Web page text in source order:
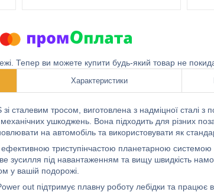
Тепер ви можете купити будь-який товар не
Характеристики
сталевим тросом, виготовлена з надміцної сталі
ушкоджень. Вона підходить для різних
на автомобіль та використовувати як
триступінчастою планетарною
зусилля під навантаженням та вищу швидкість
у вашій подорожі.
out підтримує плавну роботу лебідки та